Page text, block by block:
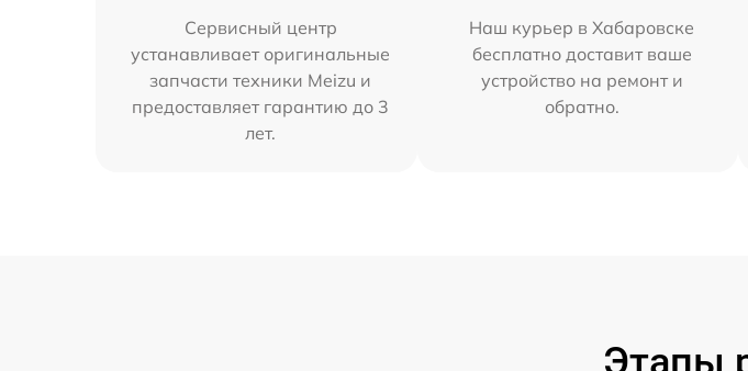
Сервисный центр
устанавливает оригинальные
запчасти техники Meizu и
предоставляет гарантию до 3
лет.
Наш курьер в Хабаровске
бесплатно доставит ваше
устройство на ремонт и
обратно.